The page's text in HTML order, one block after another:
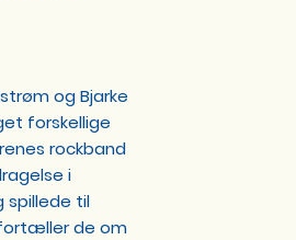
og Bjarke
forskellige
rockband
i
spillede til
de om